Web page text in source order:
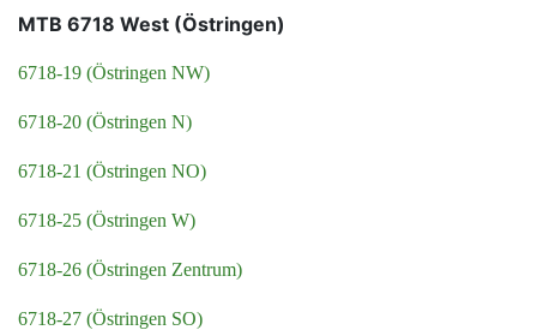
MTB 6718 West (Östringen)
6718-19 (Östringen NW)
6718-20 (Östringen N)
6718-21 (Östringen NO)
6718-25 (Östringen W)
6718-26 (Östringen Zentrum)
6718-27 (Östringen SO)